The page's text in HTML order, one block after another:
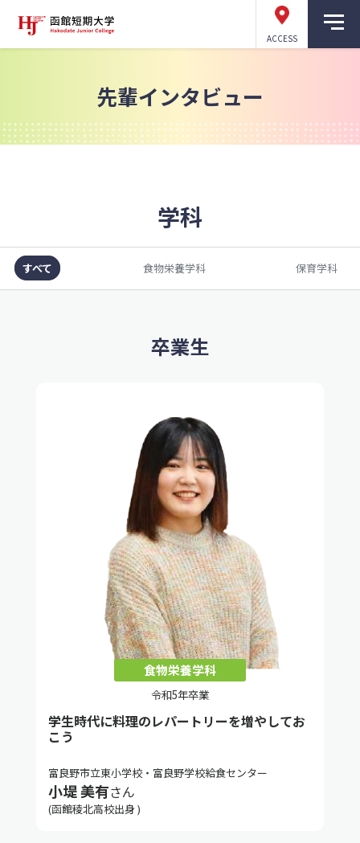
ACCESS
先輩インタビュー
学科
すべて 食物栄養学科 保育学科
卒業生
学生時代に料理のレパートリーを増やしてお
こう
食物栄養学科
令和5年卒業
富良野市立東小学校・富良野学校給食センター
小堤 美有さん
(函館稜北高校出身 )